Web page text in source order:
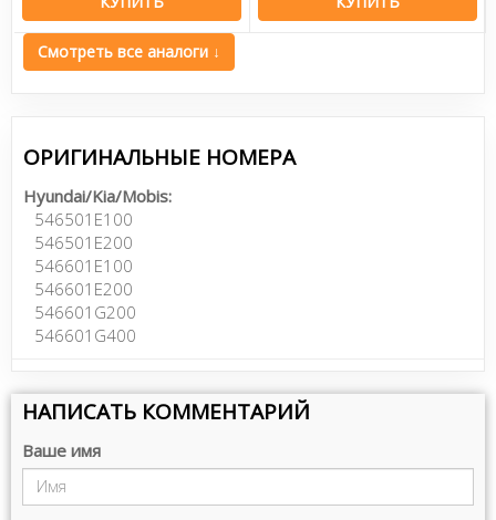
Смотреть все аналоги ↓
ОРИГИНАЛЬНЫЕ НОМЕРА
Hyundai/Kia/Mobis:
546501E100
546501E200
546601E100
546601E200
546601G200
546601G400
НАПИСАТЬ КОММЕНТАРИЙ
Ваше имя